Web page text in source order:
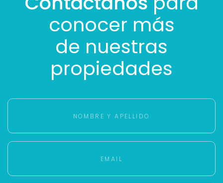
conocer más
de nuestras
propiedades